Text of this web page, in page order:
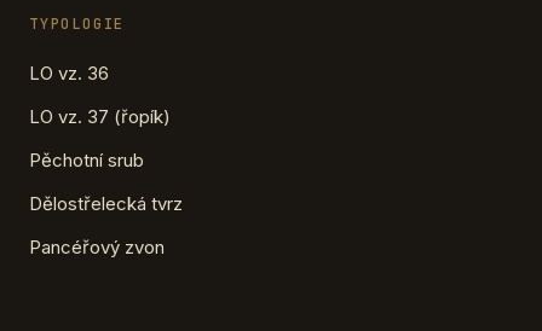
TYPOLOGIE
LO vz. 36
LO vz. 37 (řopík)
Pěchotní srub
Dělostřelecká tvrz
Pancéřový zvon